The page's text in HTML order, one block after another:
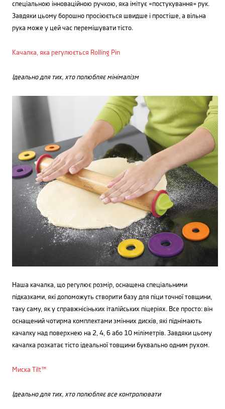
спеціальною інноваційною ручкою, яка імітує «постукування» рук.
Завдяки цьому борошно просіюється швидше і простіше, а вільна
рука може у цей час перемішувати тісто.
Качалка, яка регулюється Rolling Pin
Ідеально для тих, хто полюбляє мінімалізм
Наша качалка, що регулює розмір, оснащена спеціальними
підказками, які допоможуть створити базу для піци точної товщини,
таку саму, як у справжнісіньких італійських піцеріях. Все просто: він
оснащений чотирма комплектами змінних дисків, які піднімають
качалку над поверхнею на 2, 4, 6 або 10 міліметрів. Завдяки цьому
качалка розкатає тісто ідеальної товщини буквально одним рухом.
Миска Tilt™
Ідеально для тих, хто полюбляє все контролювати